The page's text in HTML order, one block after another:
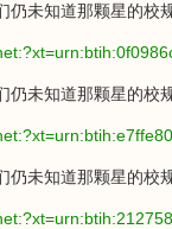
仍未知道那颗星的校
仍未知道那颗星的校
仍未知道那颗星的校